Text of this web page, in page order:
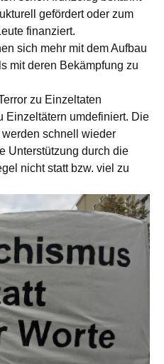
gefördert oder zum
finanziert.
sich mehr mit dem Aufbau
mit deren Bekämpfung zu
zu Einzeltaten
Einzeltätern umdefiniert. Die
schnell wieder
Unterstützung durch die
nicht statt bzw. viel zu